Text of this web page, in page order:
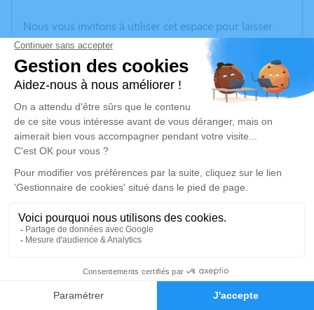
Faire-part Hommages
Nous vous invitons à utiliser cet espace pour laisser
vos condoléances, partager des photos souvenirs, une
anecdote ou exprimer vos pensées à travers des
poèmes ou des textes. Cet endroit est un lieu
d'expression dédié à honorer la mémoire d’Alain
THIRION.
Un service de plantation d’arbre hommage est
disponible ici.
Je rends hommage
Crémation
Crématorium de Provence et Parc Mémorial
de Provence d'Aix-en-Provence